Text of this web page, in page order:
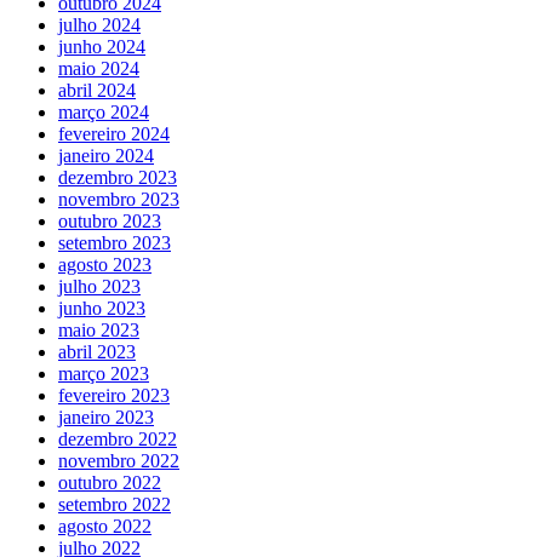
julho 2024
junho 2024
maio 2024
abril 2024
março 2024
fevereiro 2024
janeiro 2024
dezembro 2023
novembro 2023
outubro 2023
setembro 2023
agosto 2023
julho 2023
junho 2023
maio 2023
abril 2023
março 2023
fevereiro 2023
janeiro 2023
dezembro 2022
novembro 2022
outubro 2022
setembro 2022
agosto 2022
julho 2022